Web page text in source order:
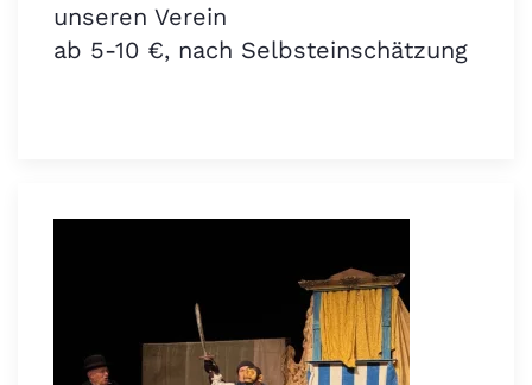
unseren Verein
ab 5-10 €, nach Selbsteinschätzung